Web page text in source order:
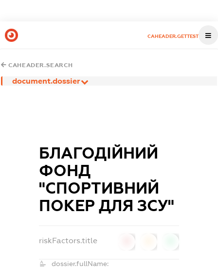
CAHEADER.GETTEST
CAHEADER.SEARCH
document.dossier
БЛАГОДІЙНИЙ
ФОНД
"СПОРТИВНИЙ
ПОКЕР ДЛЯ ЗСУ"
riskFactors.title
dossier.fullName: